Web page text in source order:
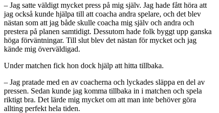
– Jag satte väldigt mycket press på mig själv. Jag hade fått höra att
jag också kunde hjälpa till att coacha andra spelare, och det blev
nästan som att jag både skulle coacha mig själv och andra och
prestera på planen samtidigt. Dessutom hade folk byggt upp ganska
höga förväntningar. Till slut blev det nästan för mycket och jag
kände mig överväldigad.
Under matchen fick hon dock hjälp att hitta tillbaka.
– Jag pratade med en av coacherna och lyckades släppa en del av
pressen. Sedan kunde jag komma tillbaka in i matchen och spela
riktigt bra. Det lärde mig mycket om att man inte behöver göra
allting perfekt hela tiden.